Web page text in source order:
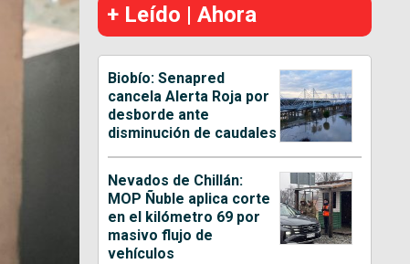
+ Leído | Ahora
Biobío: Senapred
cancela Alerta Roja por
desborde ante
disminución de caudales
Nevados de Chillán:
MOP Ñuble aplica corte
en el kilómetro 69 por
masivo flujo de
vehículos